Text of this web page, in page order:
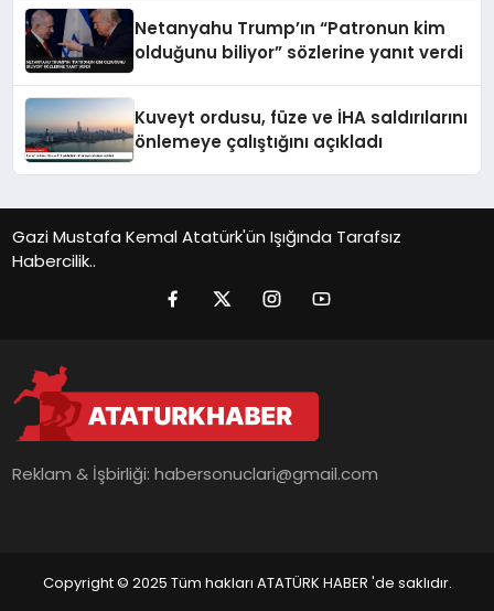
Netanyahu Trump’ın “Patronun kim
olduğunu biliyor” sözlerine yanıt verdi
Kuveyt ordusu, füze ve İHA saldırılarını
önlemeye çalıştığını açıkladı
Gazi Mustafa Kemal Atatürk'ün Işığında Tarafsız
Habercilik..
Reklam & İşbirliği:habersonuclari@gmail.com
Copyright © 2025 Tüm hakları ATATÜRK HABER 'de saklıdır.